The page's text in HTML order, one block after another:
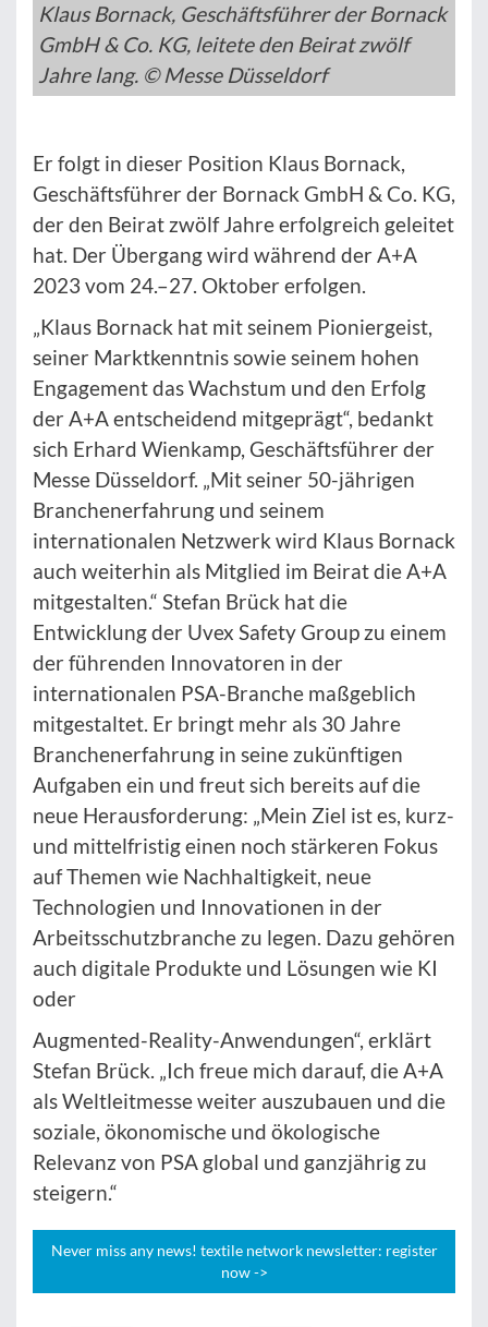
Klaus Bornack, Geschäftsführer der Bornack
GmbH & Co. KG, leitete den Beirat zwölf
Jahre lang. © Messe Düsseldorf
Er folgt in dieser Position Klaus Bornack,
Geschäftsführer der Bornack GmbH & Co. KG,
der den Beirat zwölf Jahre erfolgreich geleitet
hat. Der Übergang wird während der A+A
2023 vom 24.–27. Oktober erfolgen.
„Klaus Bornack hat mit seinem Pioniergeist,
seiner Marktkenntnis sowie seinem hohen
Engagement das Wachstum und den Erfolg
der A+A entscheidend mitgeprägt“, bedankt
sich Erhard Wienkamp, Geschäftsführer der
Messe Düsseldorf. „Mit seiner 50-jährigen
Branchenerfahrung und seinem
internationalen Netzwerk wird Klaus Bornack
auch weiterhin als Mitglied im Beirat die A+A
mitgestalten.“ Stefan Brück hat die
Entwicklung der Uvex Safety Group zu einem
der führenden Innovatoren in der
internationalen PSA-Branche maßgeblich
mitgestaltet. Er bringt mehr als 30 Jahre
Branchenerfahrung in seine zukünftigen
Aufgaben ein und freut sich bereits auf die
neue Herausforderung: „Mein Ziel ist es, kurz-
und mittelfristig einen noch stärkeren Fokus
auf Themen wie Nachhaltigkeit, neue
Technologien und Innovationen in der
Arbeitsschutzbranche zu legen. Dazu gehören
auch digitale Produkte und Lösungen wie KI
oder
Augmented-Reality-Anwendungen“, erklärt
Stefan Brück. „Ich freue mich darauf, die A+A
als Weltleitmesse weiter auszubauen und die
soziale, ökonomische und ökologische
Relevanz von PSA global und ganzjährig zu
steigern.“
Never miss any news! textile network newsletter: register
now ->